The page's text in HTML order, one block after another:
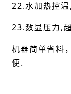
22.水加热控
23.数显压力,
机器简单省料
便.